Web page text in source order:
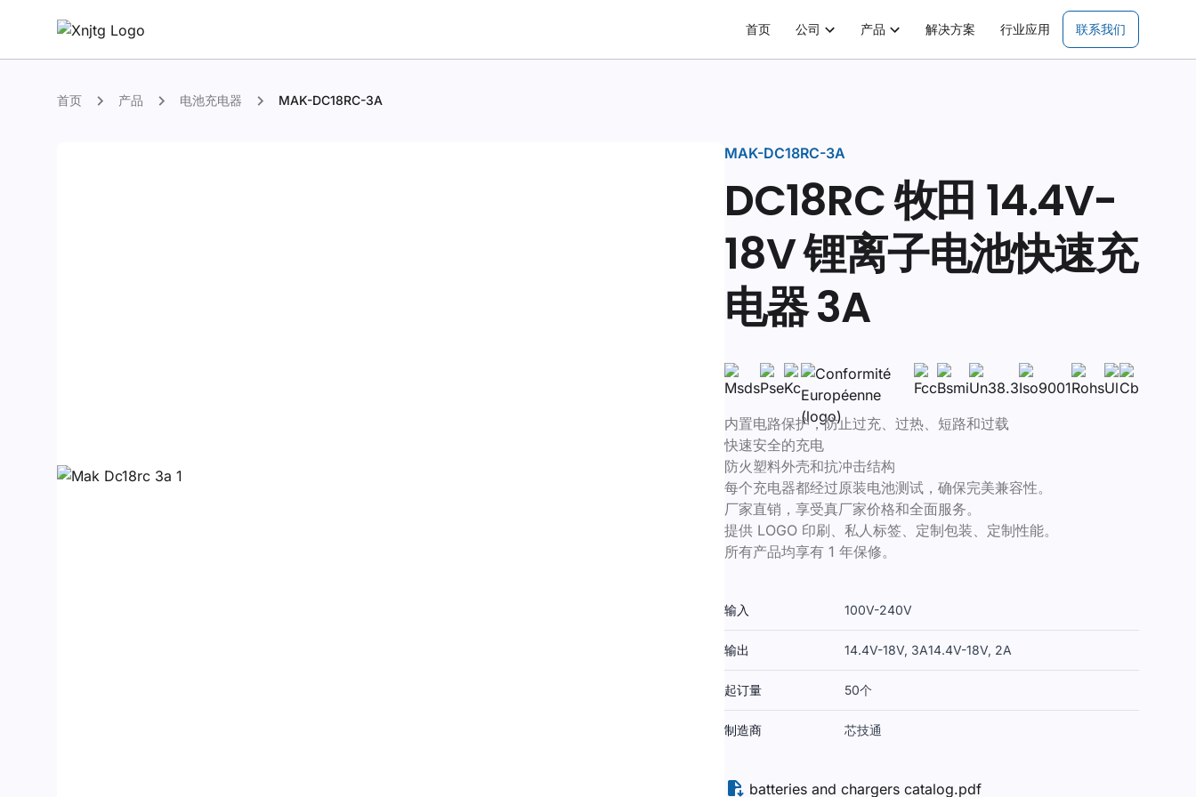
首页 公司 产品 解决方案 行业应用 联系我们
首页 产品 电池充电器 MAK-DC18RC-3A
MAK-DC18RC-3A
DC18RC 牧田 14.4V-
18V 锂离子电池快速充
电器 3A
内置电路保护，防止过充、过热、短路和过载
快速安全的充电
防火塑料外壳和抗冲击结构
每个充电器都经过原装电池测试，确保完美兼容性。
厂家直销，享受真厂家价格和全面服务。
提供 LOGO 印刷、私人标签、定制包装、定制性能。
所有产品均享有 1 年保修。
输入 100V-240V
输出 14.4V-18V, 3A14.4V-18V, 2A
起订量 50个
制造商 芯技通
batteries and chargers catalog.pdf